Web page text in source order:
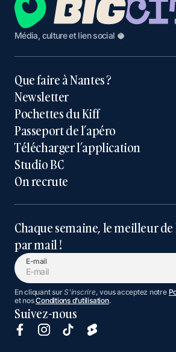
Média, culture et lien social 🥥
Que faire à Nantes ?
Newsletter
Pochettes du Kiff
Passeport de l’apéro
Télécharger l’application
Studio BC
On recrute
Chaque semaine, le meilleur de
par mail !
E-mail
En cliquant surS'inscrire, vous acceptez notre
et nosConditions d’utilisation.
Suivez-nous